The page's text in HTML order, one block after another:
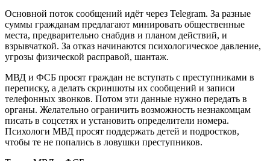
Основной поток сообщений идёт через Telegram. За разные
суммы гражданам предлагают минировать общественные
места, предварительно снабдив и планом действий, и
взрывчаткой. За отказ начинаются психологическое давление,
угрозы физической расправой, шантаж.
МВД и ФСБ просят граждан не вступать с преступниками в
переписку, а делать скриншоты их сообщений и записи
телефонных звонков. Потом эти данные нужно передать в
органы. Желательно ограничить возможность незнакомцам
писать в соцсетях и установить определители номера.
Психологи МВД просят поддержать детей и подростков,
чтобы те не попались в ловушки преступников.